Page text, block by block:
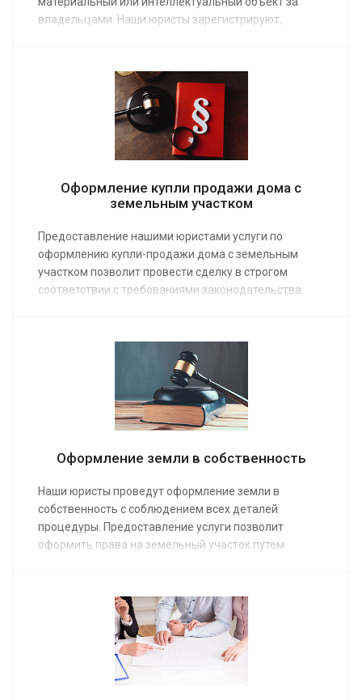
владельцами. Наши юристы зарегистрируют,
проверке документов. Средняя стоимость работы
специалиста по гражданским делам от 15 000 руб.
Заказ услуги происходит в режиме онлайн или по
Оформление купли продажи дома с
земельным участком
Предоставление нашими юристами услуги по
оформлению купли-продажи дома с земельным
участком позволит провести сделку в строгом
соответствии с требованиями законодательства.
стоимость работы адвоката по недвижимости от 10
Оформление земли в собственность
Наши юристы проведут оформление земли в
собственность с соблюдением всех деталей
процедуры. Предоставление услуги позволит
оформить права на земельный участок путем
недвижимости от 15 000 руб. Заказ услуги возможен
в режиме онлайн или по телефону.